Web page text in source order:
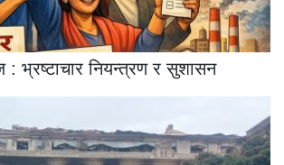
: भ्रष्टाचार नियन्त्रण र सुशासन